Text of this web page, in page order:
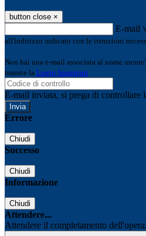
button close ×
E-mail
all'indirizzo indicato con le istruzioni
Non hai una e-mail associata al nome
tramite la Login Spaggiari
E-mail inviata, si prega di controllare
Errore
Chiudi
Successo
Chiudi
Informazione
Chiudi
Attendere...
Attendere il completamento